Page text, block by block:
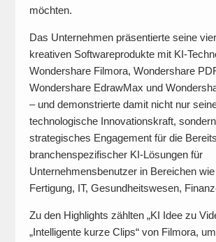
möchten.
Das Unternehmen präsentierte seine
kreativen Softwareprodukte mit KI-
Wondershare Filmora, Wondershare
Wondershare EdrawMax und
– und demonstrierte damit nicht nur
technologische Innovationskraft,
strategisches Engagement für die
branchenspezifischer KI-Lösungen für
Unternehmensbenutzer in Bereichen
Fertigung, IT, Gesundheitswesen,
Zu den Highlights zählten „KI Idee zu
„Intelligente kurze Clips“ von Filmora,